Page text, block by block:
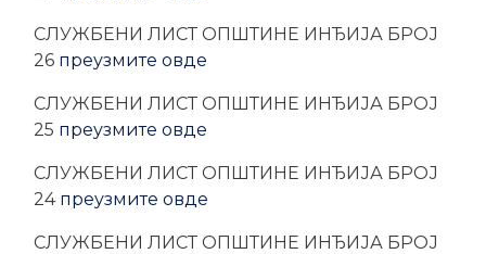
CЛУЖБЕНИ ЛИСТ ОПШТИНЕ ИНЂИЈА БРОЈ
26 преузмите овде
CЛУЖБЕНИ ЛИСТ ОПШТИНЕ ИНЂИЈА БРОЈ
25 преузмите овде
CЛУЖБЕНИ ЛИСТ ОПШТИНЕ ИНЂИЈА БРОЈ
24 преузмите овде
CЛУЖБЕНИ ЛИСТ ОПШТИНЕ ИНЂИЈА БРОЈ